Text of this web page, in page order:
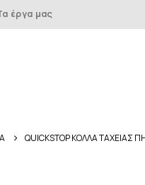
έργα μας
QUICKSTOP ΚΟΛΛΑ ΤΑΧΕΙΑΣ